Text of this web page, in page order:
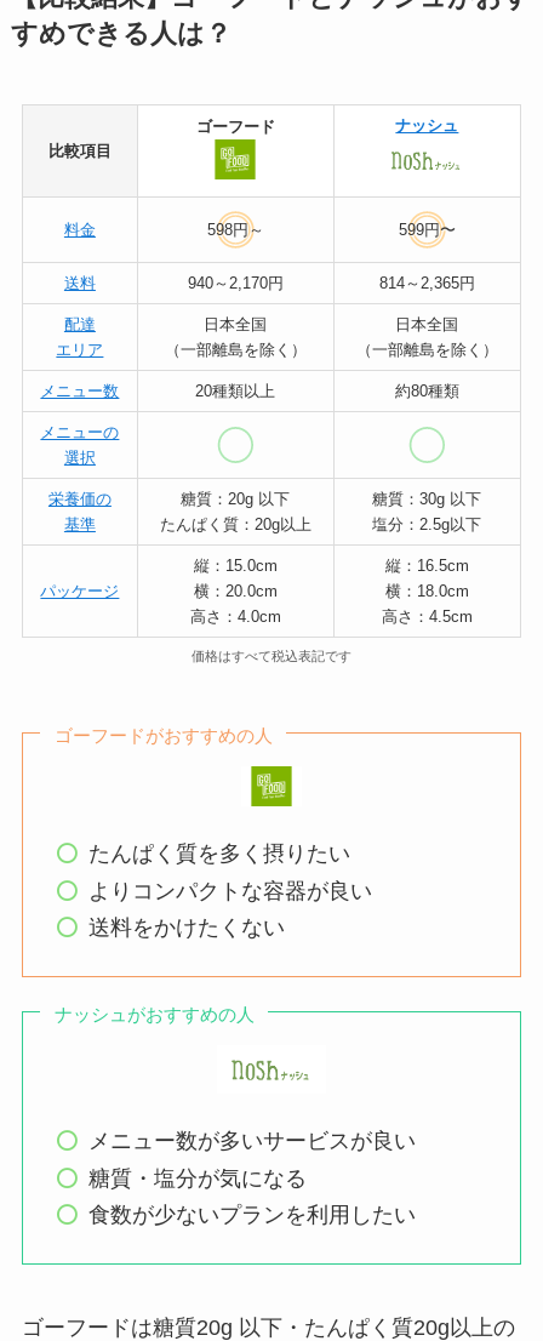
すめできる人は？
比較項目
ゴーフード ナッシュ
料金 598円～ 599円〜
送料 940～2,170円 814～2,365円
配達
エリア
日本全国
（一部離島を除く）
日本全国
（一部離島を除く）
メニュー数 20種類以上 約80種類
メニューの
選択
栄養価の
基準
糖質：20g 以下
たんぱく質：20g以上
糖質：30g 以下
塩分：2.5g以下
パッケージ
縦：15.0cm
横：20.0cm
高さ：4.0cm
縦：16.5cm
横：18.0cm
⾼さ：4.5cm
価格はすべて税込表記です
ゴーフードがおすすめの人
たんぱく質を多く摂りたい
よりコンパクトな容器が良い
送料をかけたくない
ナッシュがおすすめの人
メニュー数が多いサービスが良い
糖質・塩分が気になる
食数が少ないプランを利用したい
ゴーフードは糖質20g 以下・たんぱく質20g以上の